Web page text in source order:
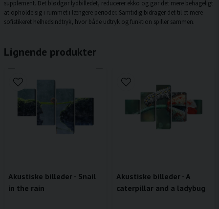
supplement. Det blødgør lydbilledet, reducerer ekko og gør det mere behageligt
at opholde sig i rummet i længere perioder. Samtidig bidrager det til et mere
sofistikeret helhedsindtryk, hvor både udtryk og funktion spiller sammen.
Lignende produkter
Akustiske billeder - Snail
in the rain
Akustiske billeder - A
caterpillar and a ladybug